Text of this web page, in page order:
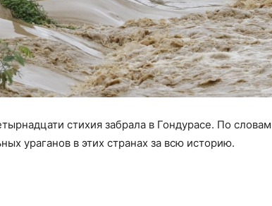
стихия забрала в Гондурасе. По
ураганов в этих странах за всю историю.